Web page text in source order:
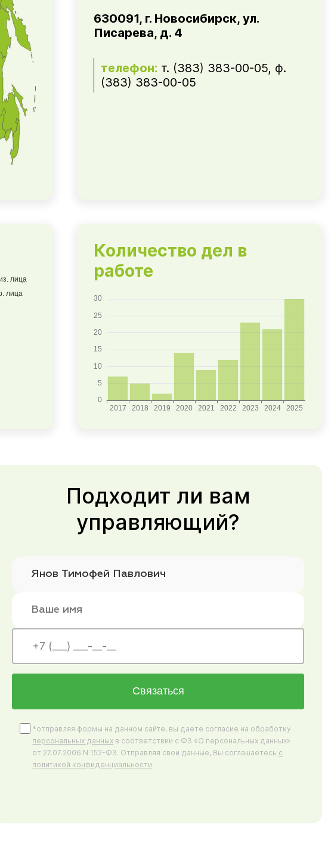
630091, г. Новосибирск, ул.
Писарева, д. 4
телефон: т. (383) 383-00-05, ф.
(383) 383-00-05
Количество дел в
работе
Подходит ли вам
управляющий?
Связаться
*отправляя формы на данном сайте, вы даете согласие на обработку
персональных данных в соответствии с ФЗ «О персональных данных»
от 27.07.2006 N 152-ФЗ. Отправляя свои данные, Вы соглашаетесь с
политикой конфиденциальности